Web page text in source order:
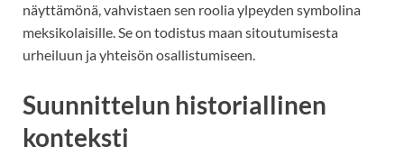
näyttämönä, vahvistaen sen roolia ylpeyden symbolina
meksikolaisille. Se on todistus maan sitoutumisesta
urheiluun ja yhteisön osallistumiseen.
Suunnittelun historiallinen
konteksti